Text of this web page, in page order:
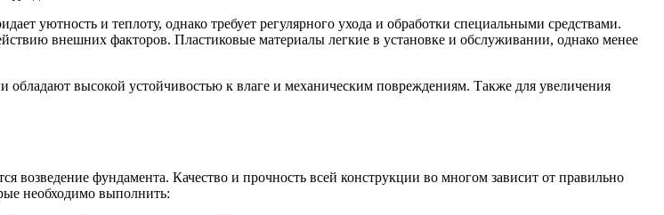
уютность и теплоту, однако требует регулярного ухода и обработки специальными средствами.
внешних факторов. Пластиковые материалы легкие в установке и обслуживании, однако менее
обладают высокой устойчивостью к влаге и механическим повреждениям. Также для увеличения
возведение фундамента. Качество и прочность всей конструкции во многом зависит от правильно
необходимо выполнить: